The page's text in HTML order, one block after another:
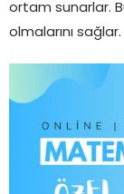
ortam sunarlar.
olmalarını sağlar.